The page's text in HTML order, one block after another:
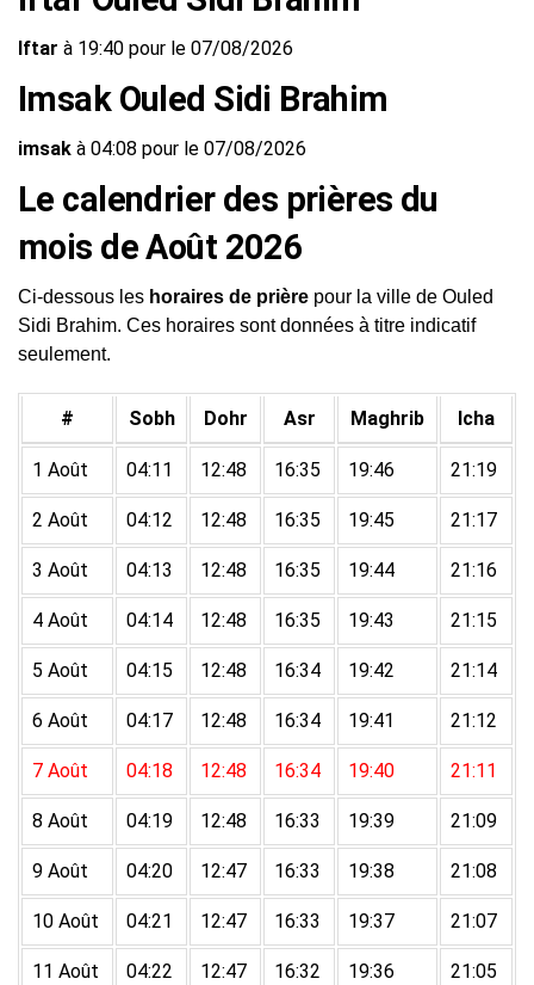
Iftar à 19:40 pour le 07/08/2026
Imsak Ouled Sidi Brahim
imsak à 04:08 pour le 07/08/2026
Le calendrier des prières du
mois de Août 2026
Ci-dessous les horaires de prière pour la ville de Ouled
Sidi Brahim. Ces horaires sont données à titre indicatif
seulement.
# Sobh Dohr Asr Maghrib Icha
1 Août 04:11 12:48 16:35 19:46 21:19
2 Août 04:12 12:48 16:35 19:45 21:17
3 Août 04:13 12:48 16:35 19:44 21:16
4 Août 04:14 12:48 16:35 19:43 21:15
5 Août 04:15 12:48 16:34 19:42 21:14
6 Août 04:17 12:48 16:34 19:41 21:12
7 Août 04:18 12:48 16:34 19:40 21:11
8 Août 04:19 12:48 16:33 19:39 21:09
9 Août 04:20 12:47 16:33 19:38 21:08
10 Août 04:21 12:47 16:33 19:37 21:07
11 Août 04:22 12:47 16:32 19:36 21:05